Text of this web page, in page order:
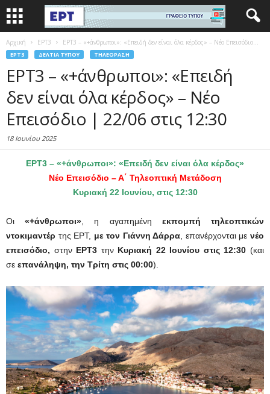
Αρχική EΡΤ3 ΕΡΤ3 – «+άνθρωποι»: «Επειδή δεν είναι όλα κέρδος» – Νέο Επεισόδιο...
EΡΤ3 ΔΕΛΤΊΑ ΤΎΠΟΥ ΤΗΛΕΌΡΑΣΗ
ΕΡΤ3 – «+άνθρωποι»: «Επειδή
δεν είναι όλα κέρδος» – Νέο
Επεισόδιο | 22/06 στις 12:30
18 Ιουνίου 2025
ΕΡΤ3 – «+άνθρωποι»: «Επειδή δεν είναι όλα κέρδος»
Νέο Επεισόδιο – Α΄ Τηλεοπτική Μετάδοση
Κυριακή 22 Ιουνίου, στις 12:30
Οι«+άνθρωποι» , η αγαπημένη εκπομπή τηλεοπτικών
ντοκιμαντέρ της ΕΡΤ, με τον Γιάννη Δάρρα , επανέρχονται μενέο
επεισόδιο, στην ΕΡΤ3 την Κυριακή 22 Ιουνίου στις 12:30(και
σε επανάληψη, την Τρίτη στις 00:00).